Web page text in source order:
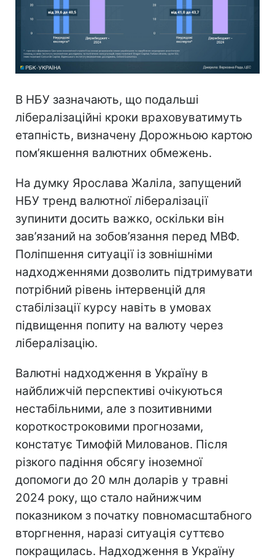
В НБУ зазначають, що подальші
лібералізаційні кроки враховуватимуть
етапність, визначену Дорожньою картою
пом’якшення валютних обмежень.
На думку Ярослава Жаліла, запущений
НБУ тренд валютної лібералізації
зупинити досить важко, оскільки він
зав’язаний на зобов’язання перед МВФ.
Поліпшення ситуації із зовнішніми
надходженнями дозволить підтримувати
потрібний рівень інтервенцій для
стабілізації курсу навіть в умовах
підвищення попиту на валюту через
лібералізацію.
Валютні надходження в Україну в
найближчій перспективі очікуються
нестабільними, але з позитивними
короткостроковими прогнозами,
констатує Тимофій Милованов. Після
різкого падіння обсягу іноземної
допомоги до 20 млн доларів у травні
2024 року, що стало найнижчим
показником з початку повномасштабного
вторгнення, наразі ситуація суттєво
покращилась. Надходження в Україну